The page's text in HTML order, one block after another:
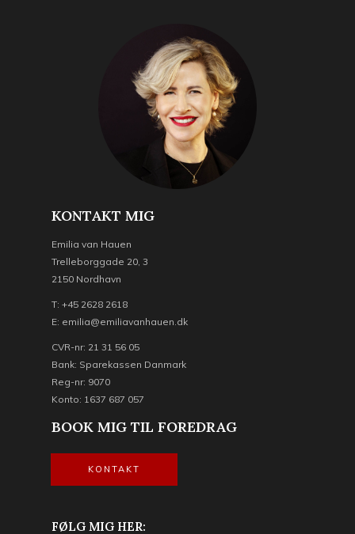
KONTAKT MIG
Emilia van Hauen
Trelleborggade 20, 3
2150 Nordhavn
T: +45 2628 2618
E: emilia@emiliavanhauen.dk
CVR-nr: 21 31 56 05
Bank: Sparekassen Danmark
Reg-nr: 9070
Konto: 1637 687 057
BOOK MIG TIL FOREDRAG
KONTAKT
FØLG MIG HER: